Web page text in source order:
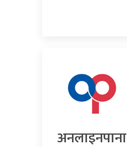
अनलाइनपाना